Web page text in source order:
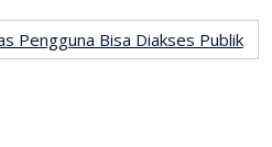
Pengguna Bisa Diakses Publik